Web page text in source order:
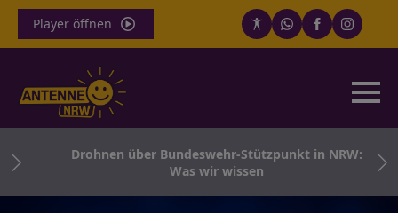
Player öffnen
Drohnen über Bundeswehr-Stützpunkt in NRW:
Was wir wissen